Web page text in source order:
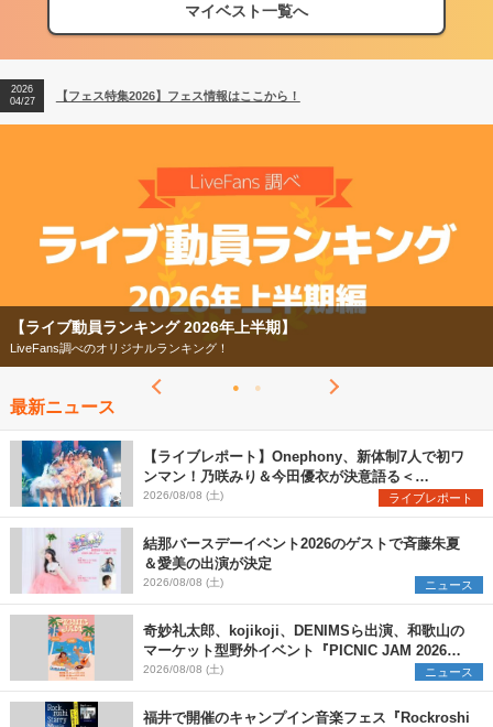
マイベスト一覧へ
【フェス特集2026】フェス情報はここから！
【ライブ動員ランキング】2026年上半期編発表！
2026
04/27
【フェス特集2026】フェス情報はここから！
2026
【フェス特集2026】
今年もフェスの季節がやってきた！
最新ニュース
【ライブレポート】Onephony、新体制7人で初ワ
ンマン！乃咲みり＆今田優衣が決意語る＜
Onephony新体制1st Oneman Live はじまりの夏
＞
2026/08/08 (土) ライブレポート
結那バースデーイベント2026のゲストで斉藤朱夏
＆愛美の出演が決定
2026/08/08 (土) ニュース
奇妙礼太郎、kojikoji、DENIMSら出演、和歌山の
マーケット型野外イベント『PICNIC JAM 2026』
早割チケット発売開始
2026/08/08 (土) ニュース
福井で開催のキャンプイン音楽フェス『Rockroshi